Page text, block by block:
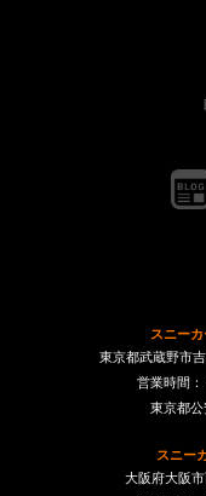
スニー
東京都武蔵野市
営業時間
東京都
スニー
大阪府大阪